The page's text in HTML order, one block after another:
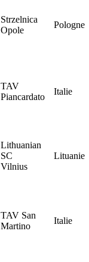
Strzelnica
Opole
Pologne
TAV
Piancardato
Italie
Lithuanian
SC
Vilnius
Lituanie
TAV San
Martino
Italie